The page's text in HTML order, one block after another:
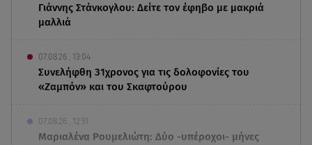
Γιάννης Στάνκογλου: Δείτε τον έφηβο με μακριά
μαλλιά
07.08.26 , 13:04
Συνελήφθη 31χρονος για τις δολοφονίες του
«Ζαμπόν» και του Σκαφτούρου
07.08.26 , 12:51
Μαριαλένα Ρουμελιώτη: Δύο -υπέροχοι- μήνες